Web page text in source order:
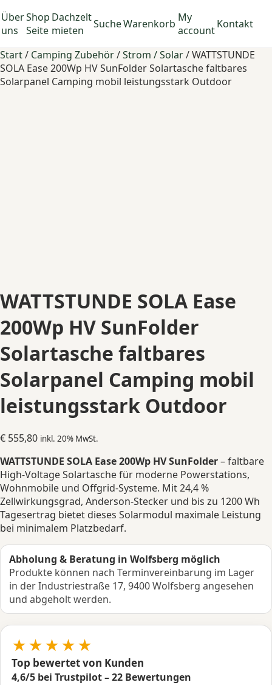
Über
uns
Shop
Seite
Dachzelt
mieten
SucheWarenkorb My
account Kontakt
Start/ Camping Zubehör/Strom / Solar/ WATTSTUNDE
SOLA Ease 200Wp HV SunFolder Solartasche faltbares
Solarpanel Camping mobil leistungsstark Outdoor
WATTSTUNDE SOLA Ease
200Wp HV SunFolder
Solartasche faltbares
Solarpanel Camping mobil
leistungsstark Outdoor
€ 555,80 inkl. 20% MwSt.
WATTSTUNDE SOLA Ease 200Wp HV SunFolder– faltbare
High-Voltage Solartasche für moderne Powerstations,
Wohnmobile und Offgrid-Systeme. Mit 24,4 %
Zellwirkungsgrad, Anderson-Stecker und bis zu 1200 Wh
Tagesertrag bietet dieses Solarmodul maximale Leistung
bei minimalem Platzbedarf.
Abholung & Beratung in Wolfsberg möglich
Produkte können nach Terminvereinbarung im Lager
in der Industriestraße 17, 9400 Wolfsberg angesehen
und abgeholt werden.
★★★★★
Top bewertet von Kunden
4,6/5 bei Trustpilot – 22 Bewertungen